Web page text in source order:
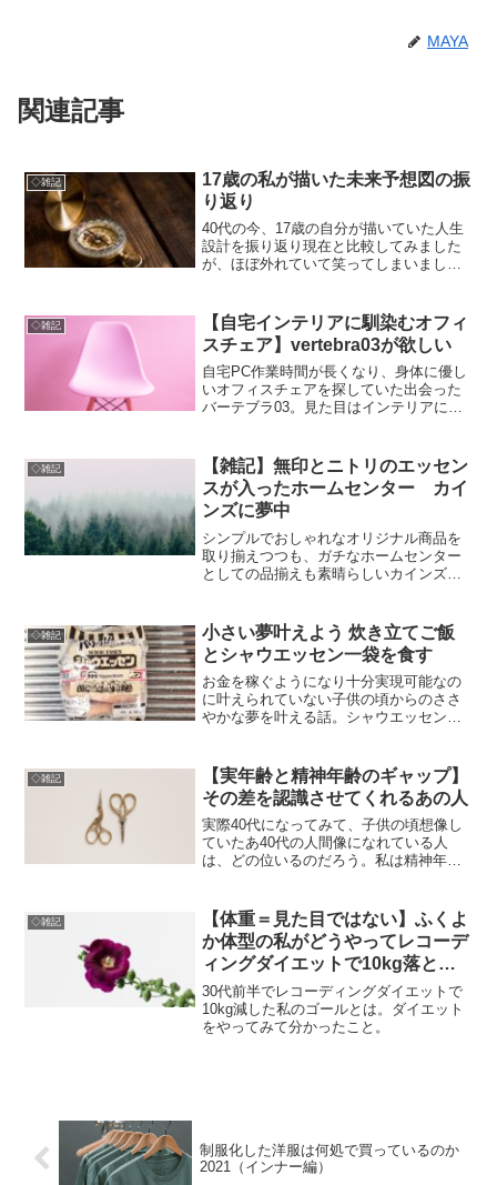
MAYA
関連記事
◇雑記
17歳の私が描いた未来予想図の振
り返り
40代の今、17歳の自分が描いていた人生
設計を振り返り現在と比較してみました
が、ほぼ外れていて笑ってしまいまし
◇雑記
【自宅インテリアに馴染むオフィ
スチェア】vertebra03が欲しい
自宅PC作業時間が長くなり、身体に優し
いオフィスチェアを探していた出会った
バーテブラ03。見た目はインテリアに馴
◇雑記
【雑記】無印とニトリのエッセン
スが入ったホームセンター カイ
ンズに夢中
シンプルでおしゃれなオリジナル商品を
取り揃えつつも、ガチなホームセンター
としての品揃えも素晴らしいカインズ。
い話。
◇雑記
小さい夢叶えよう 炊き立てご飯
とシャウエッセン一袋を食す
お金を稼ぐようになり十分実現可能なの
に叶えられていない子供の頃からのささ
やかな夢を叶える話。シャウエッセン一
◇雑記
【実年齢と精神年齢のギャップ】
その差を認識させてくれるあの人
実際40代になってみて、子供の頃想像し
ていたあ40代の人間像になれている人
は、どの位いるのだろう。私は精神年齢
◇雑記
【体重＝見た目ではない】ふくよ
か体型の私がどうやってレコーデ
ィングダイエットで10kg落とし
たか（後編）
30代前半でレコーディングダイエットで
10kg減した私のゴールとは。ダイエット
をやってみて分かったこと。
制服化した洋服は何処で買っているのか
2021（インナー編）